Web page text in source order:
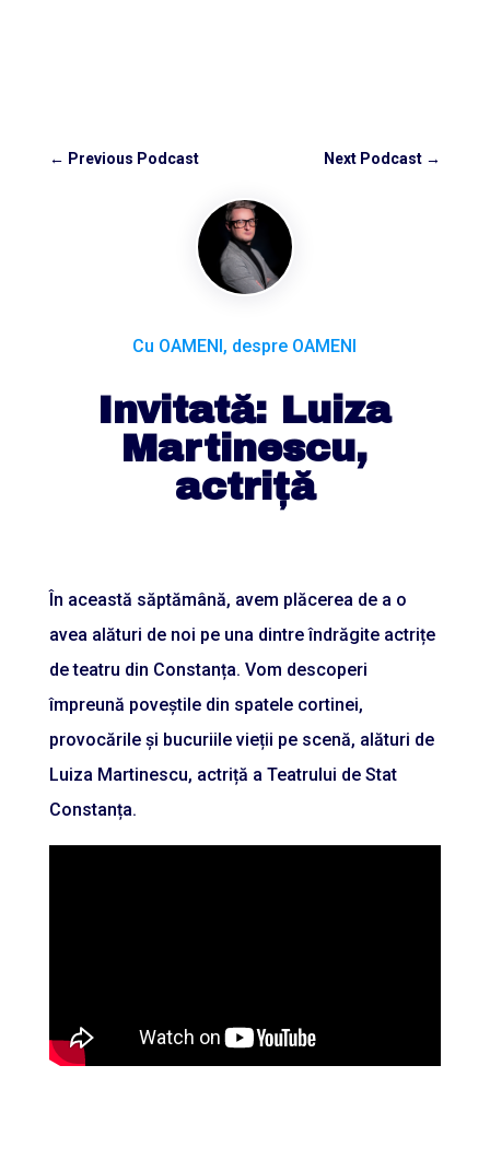
← Previous Podcast Next Podcast →
Cu OAMENI, despre OAMENI
Invitată: Luiza
Martinescu,
actriță
În această săptămână, avem plăcerea de a o
avea alături de noi pe una dintre îndrăgite actrițe
de teatru din Constanța. Vom descoperi
împreună poveștile din spatele cortinei,
provocările și bucuriile vieții pe scenă, alături de
Luiza Martinescu, actriță a Teatrului de Stat
Constanța.